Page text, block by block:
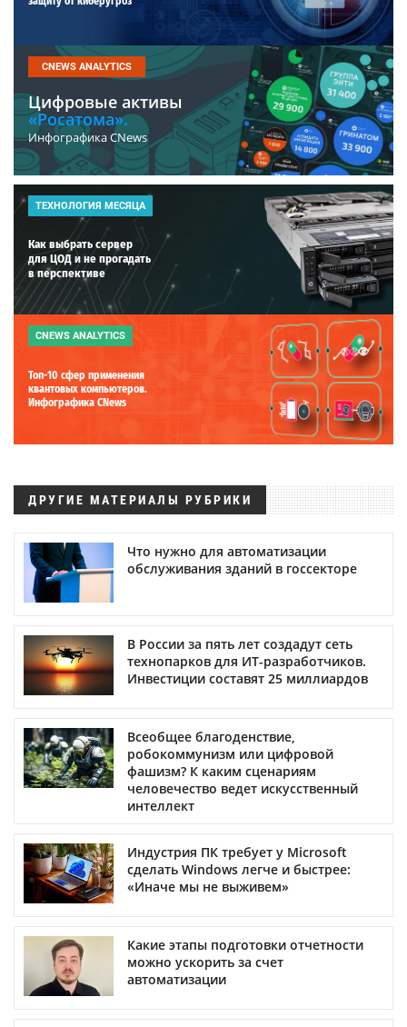
CNEWS ANALYTICS
Цифровые активы
«Росатома».
Инфографика CNews
ТЕХНОЛОГИЯ МЕСЯЦА
Как выбрать сервер
для ЦОД и не прогадать
в перспективе
CNEWS ANALYTICS
Топ-10 сфер применения
квантовых компьютеров.
Инфографика CNews
ДРУГИЕ МАТЕРИАЛЫ РУБРИКИ
Что нужно для автоматизации
обслуживания зданий в госсекторе
В России за пять лет создадут сеть
технопарков для ИТ-разработчиков.
Инвестиции составят 25 миллиардов
Всеобщее благоденствие,
робокоммунизм или цифровой
фашизм? К каким сценариям
человечество ведет искусственный
интеллект
Индустрия ПК требует у Microsoft
сделать Windows легче и быстрее:
«Иначе мы не выживем»
Какие этапы подготовки отчетности
можно ускорить за счет
автоматизации